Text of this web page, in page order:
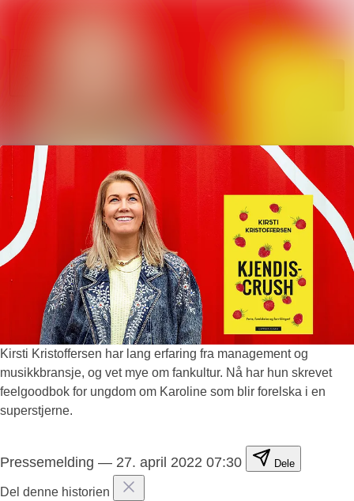
Kirsti Kristoffersen har lang erfaring fra management og
musikkbransje, og vet mye om fankultur. Nå har hun skrevet
feelgoodbok for ungdom om Karoline som blir forelska i en
superstjerne.
Pressemelding — 27. april 2022 07:30 Dele
Del denne historien